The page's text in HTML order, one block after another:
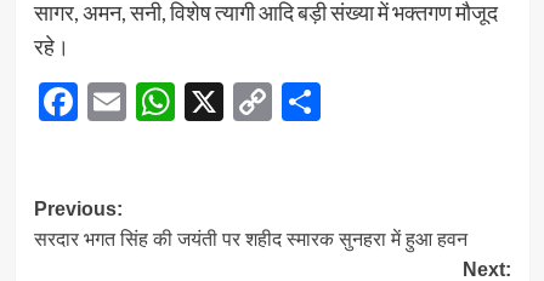
सागर, अमन, सनी, विशेष त्यागी आदि बड़ी संख्या में भक्तगण मौजूद
रहे।
Facebook
EmailWhatsApp
X CopyShare
Post
navigation
Previous:
सरदार भगत सिंह की जयंती पर शहीद स्मारक सुनहरा में हुआ हवन
Next: